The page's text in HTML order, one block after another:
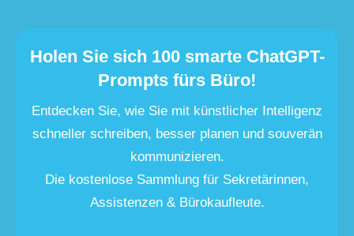
Holen Sie sich 100 smarte ChatGPT-
Prompts fürs Büro!
Entdecken Sie, wie Sie mit künstlicher Intelligenz
schneller schreiben, besser planen und souverän
kommunizieren.
Die kostenlose Sammlung für Sekretärinnen,
Assistenzen & Bürokaufleute.